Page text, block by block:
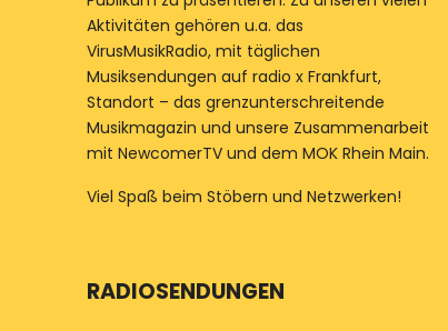
Aktivitäten gehören u.a. das
VirusMusikRadio, mit täglichen
Musiksendungen auf radio x Frankfurt,
Standort – das grenzunterschreitende
Musikmagazin und unsere Zusammenarbeit
mit NewcomerTV und dem MOK Rhein Main.
Viel Spaß beim Stöbern und Netzwerken!
RADIOSENDUNGEN